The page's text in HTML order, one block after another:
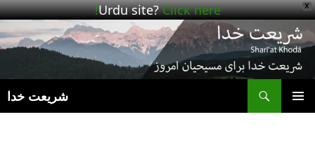
X
Urdu site?Click here!
شریعت خدا